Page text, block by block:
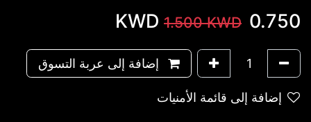
0.750
1.500KWD
إضافة إلى عربة التسوق
إضافة إلى قائمة الأمنيات